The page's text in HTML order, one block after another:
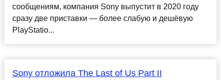
сообщениям, компания Sony выпустит в 2020 году
сразу две приставки — более слабую и дешёвую
PlayStatio...
Sony отложила The Last of Us Part II